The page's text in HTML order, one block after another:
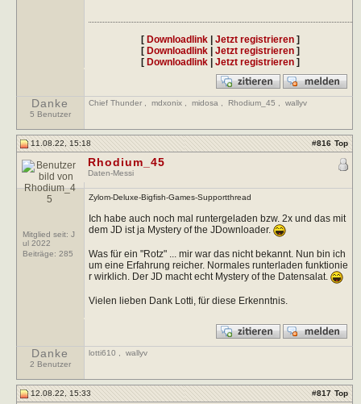
[ Downloadlink| Jetzt registrieren]
[ Downloadlink| Jetzt registrieren]
[ Downloadlink| Jetzt registrieren]
Danke
5 Benutzer
Chief Thunder mdxonix midosa Rhodium_45 wallyv
11.08.22, 15:18 #816 Top
Mitglied seit: J
ul 2022
Beiträge: 285
Rhodium_45
Daten-Messi
Zylom-Deluxe-Bigfish-Games-Supportthread
Ich habe auch noch mal runtergeladen bzw. 2x und das mit
dem JD ist ja Mystery of the JDownloader.
Was für ein "Rotz" ... mir war das nicht bekannt. Nun bin ich
um eine Erfahrung reicher. Normales runterladen funktionie
r wirklich. Der JD macht echt Mystery of the Datensalat.
Vielen lieben Dank Lotti, für diese Erkenntnis.
Danke
2 Benutzer
lotti610 wallyv
12.08.22, 15:33 #817 Top